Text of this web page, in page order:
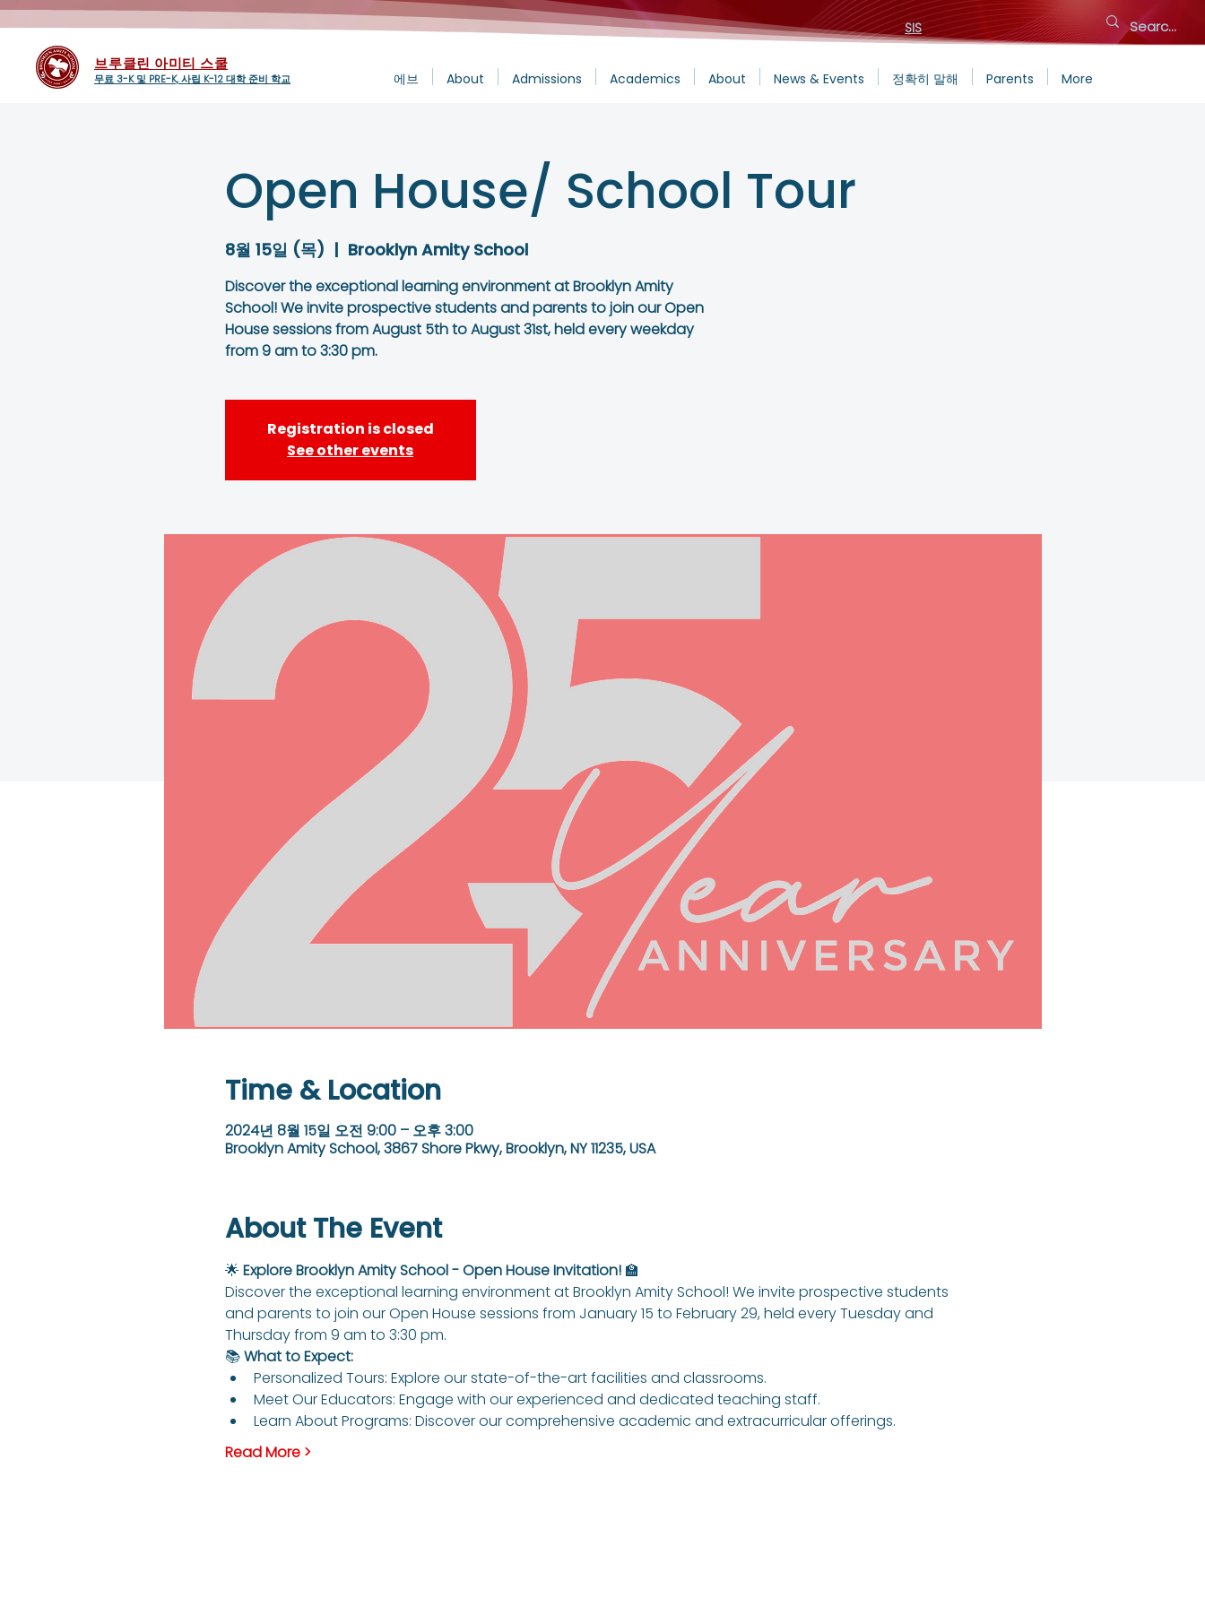
SIS
브루클린 아미티 스쿨
무료 3-K 및 PRE-K, 사립 K-12 대학 준비 학교 에브 About Admissions Academics About News & Events 정확히 말해 Parents More
Open House/ School Tour
8월 15일 (목)
  |
Brooklyn Amity School
Discover the exceptional learning environment at Brooklyn Amity
School! We invite prospective students and parents to join our Open
House sessions from August 5th to August 31st, held every weekday
from 9 am to 3:30 pm.
Registration is closed
See other events
Time & Location
2024년 8월 15일 오전 9:00 – 오후 3:00
Brooklyn Amity School, 3867 Shore Pkwy, Brooklyn, NY 11235, USA
About The Event
🌟 Explore Brooklyn Amity School - Open House Invitation! 🏫
Discover the exceptional learning environment at Brooklyn Amity School! We invite prospective students
and parents to join our Open House sessions from January 15 to February 29, held every Tuesday and
Thursday from 9 am to 3:30 pm.
📚 What to Expect:
Personalized Tours: Explore our state-of-the-art facilities and classrooms.
Meet Our Educators: Engage with our experienced and dedicated teaching staff.
Learn About Programs: Discover our comprehensive academic and extracurricular offerings.
Read More >